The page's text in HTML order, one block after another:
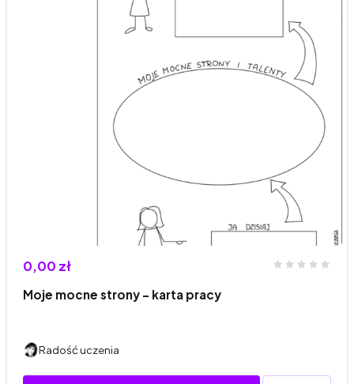
0,00 zł
Moje mocne strony - karta pracy
Radość uczenia